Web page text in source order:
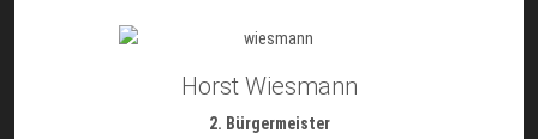
Horst Wiesmann
2. Bürgermeister